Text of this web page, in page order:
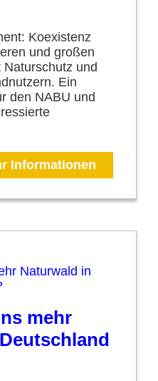
Koexistenz
und großen
und
Ein
den NABU und
Informationen
mehr